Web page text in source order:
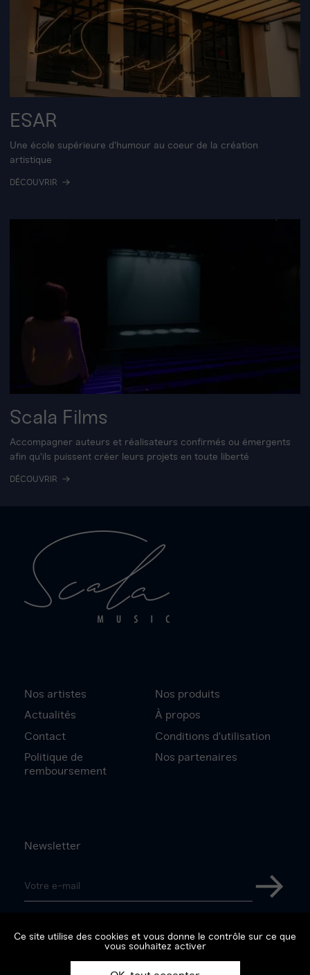
ESAR
Une école supérieure d'humour au coeur de la création
artistique
DÉCOUVRIR
Scala Films
Accompagner auteurs et réalisateurs confirmés ou émergents
afin qu'ils puissent créer leurs projets en toute liberté
DÉCOUVRIR
Nos artistes
Nos produits
Actualités
À propos
Contact
Conditions d'utilisation
Politique de
remboursement
Nos partenaires
Newsletter
mail
FacebookInstagramTwitter Youtube
Ce site utilise des cookies et vous donne le contrôle sur ce que
vous souhaitez activer